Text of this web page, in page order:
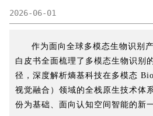
2026-06-01
作为面向全球多模态生物识别
白皮书全面梳理了多模态生物识别
径，深度解析熵基科技在多模态
视觉融合）领域的全栈原生技术体
份为基础、面向认知空间智能的新